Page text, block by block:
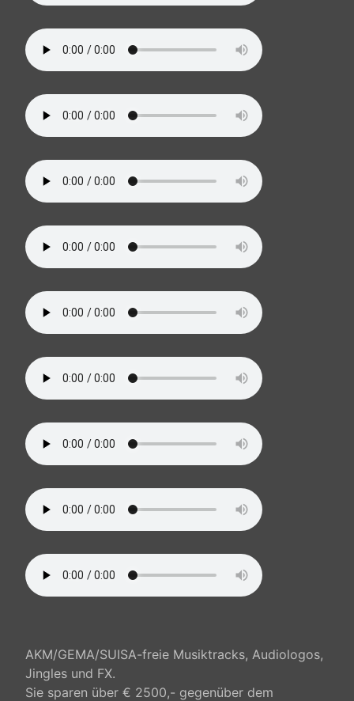
AKM/GEMA/SUISA-freie Musiktracks, Audiologos,
Jingles und FX.
Sie sparen über € 2500,- gegenüber dem